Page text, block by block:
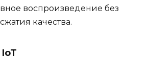
воспроизведение без
качества.